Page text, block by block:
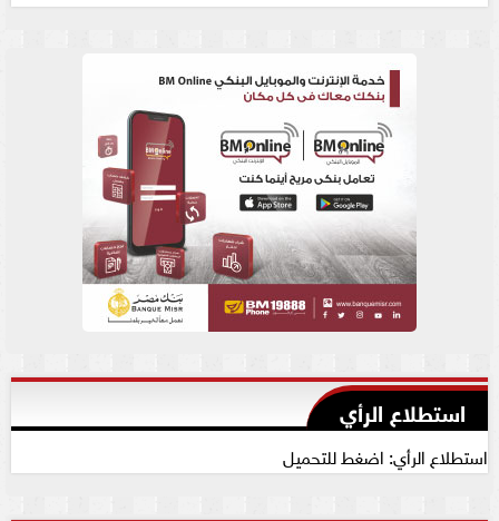
استطلاع الرأي
استطلاع الرأي: اضغط للتحميل